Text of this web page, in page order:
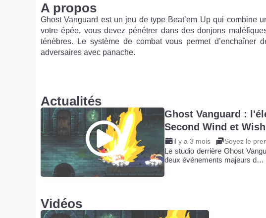
A propos
Ghost Vanguard est un jeu de type Beat’em Up qui combine
votre épée, vous devez pénétrer dans des donjons
ténèbres. Le système de combat vous permet
adversaires avec panache.
Actualités
Ghost Vanguard :
Second Wind et
il y a 3 mois Soyez le
Le studio derrière Ghost
deux événements majeurs d…
Vidéos